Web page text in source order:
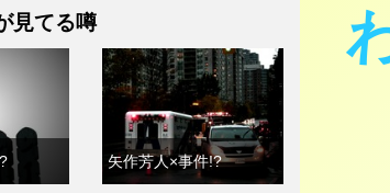
見てる噂
矢作芳人×事件!?